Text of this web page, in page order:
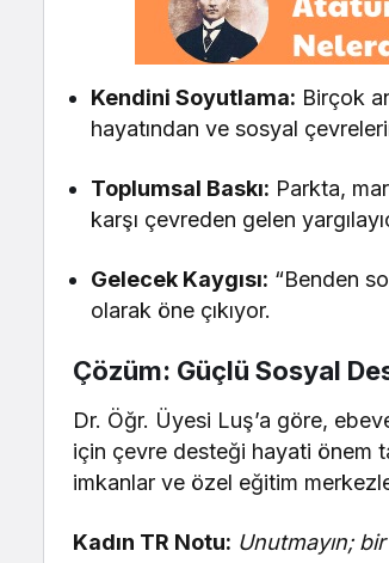
Kendini Soyutlama: Birçok
hayatından ve sosyal
Toplumsal Baskı: Parkta,
karşı çevreden gelen
Gelecek Kaygısı: “Benden
olarak öne çıkıyor.
Çözüm: Güçlü Sosyal
Dr. Öğr. Üyesi Luş’a göre,
için çevre desteği hayati önem
imkanlar ve özel eğitim
Kadın TR Notu: Unutmayın;